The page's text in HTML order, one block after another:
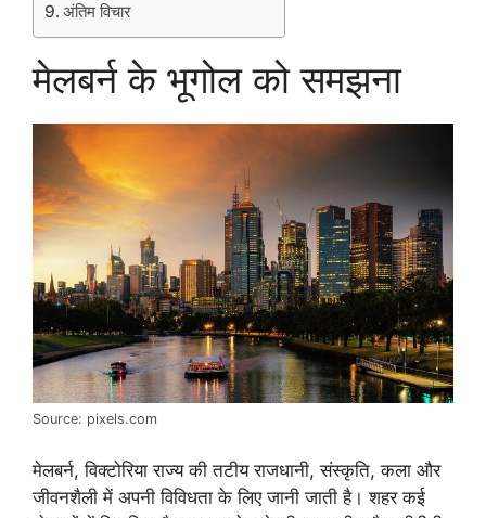
अंतिम विचार
मेलबर्न के भूगोल को समझना
Source: pixels.com
मेलबर्न, विक्टोरिया राज्य की तटीय राजधानी, संस्कृति, कला और
जीवनशैली में अपनी विविधता के लिए जानी जाती है। शहर कई